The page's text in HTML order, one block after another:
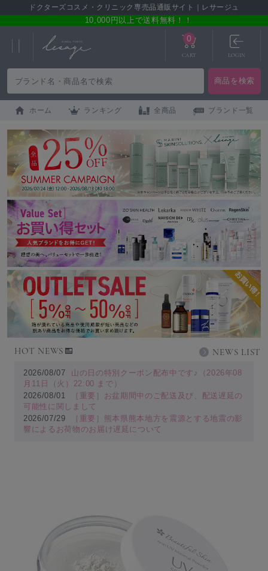
ドクターズコスメ・クリニック専売品通販サイト｜レサージュ
10,000円以上で送料無料！！
0
CART LOGIN
ホーム ランキング 全商品 ブランド一覧
HOT NEWS NEWS LIST
2026/08/07
山の日の特別クーポン配布中です♪（2026年08
月11日（火）22:00 まで）
2026/08/01
［重要］お盆期間中のご配送及び、配送遅延の
可能性に関しまして
2026/07/29
［重要］熊本県熊本地方を震源とする地震の影
響によるお荷物のお届け遅延について